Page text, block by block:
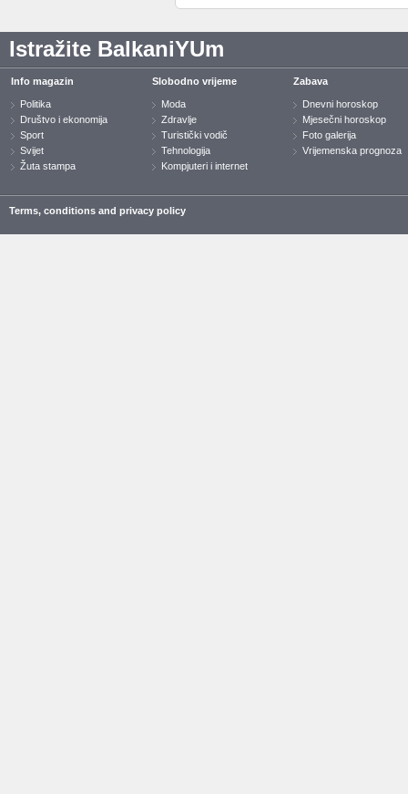
Istražite BalkaniYUm
Info magazin
Politika
Društvo i ekonomija
Sport
Svijet
Žuta stampa
Slobodno vrijeme
Moda
Zdravlje
Turistički vodič
Tehnologija
Kompjuteri i internet
Zabava
Dnevni horoskop
Mjesečni horoskop
Foto galerija
Vrijemenska prognoza
Terms, conditions and privacy policy